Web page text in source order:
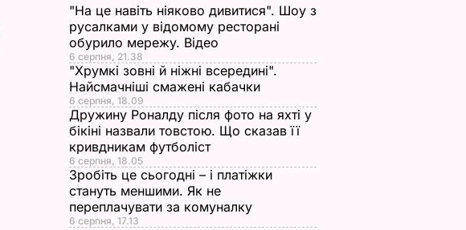
"На це навіть ніяково дивитися". Шоу з
русалками у відомому ресторані
обурило мережу. Відео
6 серпня, 21.38
"Хрумкі зовні й ніжні всередині".
Найсмачніші смажені кабачки
6 серпня, 18.09
Дружину Роналду після фото на яхті у
бікіні назвали товстою. Що сказав її
кривдникам футболіст
6 серпня, 18.05
Зробіть це сьогодні – і платіжки
стануть меншими. Як не
переплачувати за комуналку
6 серпня, 17.13